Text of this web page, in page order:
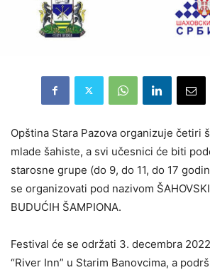
Opština Stara Pazova organizuje četiri
mlade šahiste, a svi učesnici će biti
starosne grupe (do 9, do 11, do 17
se organizovati pod nazivom
BUDUĆIH ŠAMPIONA.
Festival će se održati 3. decembra
“River Inn” u Starim Banovcima, a